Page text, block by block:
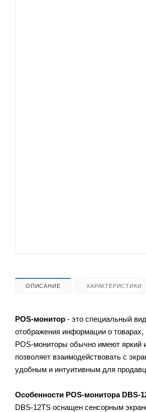
ОПИСАНИЕ ХАРАКТЕРИСТИКИ
POS-монитор - это специальный
отображения информации о
POS-мониторы обычно имеют яркий
позволяет взаимодействовать с
удобным и интуитивным для
Особенности POS-монитора DBS-
DBS-12TS оснащен сенсорным